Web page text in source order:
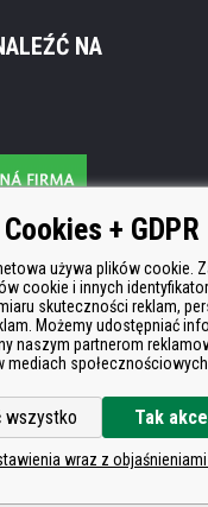
NA
certyfikat
STMC.
e-commerce
zastrzeżone CDRmarket.pl
Cookies + GDPR
używa plików cookie.
cookie i innych
skuteczności reklam,
Możemy udostępniać
naszym partnerom
mediach społecznościowych.
wszystko Tak
wraz z